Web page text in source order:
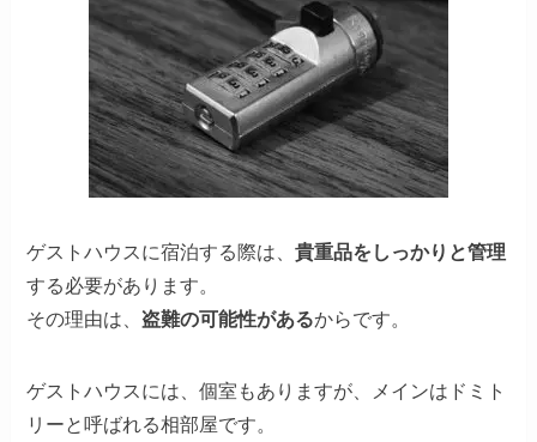
ゲストハウスに宿泊する際は、貴重品をしっかりと管理
する必要があります。
その理由は、盗難の可能性があるからです。
ゲストハウスには、個室もありますが、メインはドミト
リーと呼ばれる相部屋です。